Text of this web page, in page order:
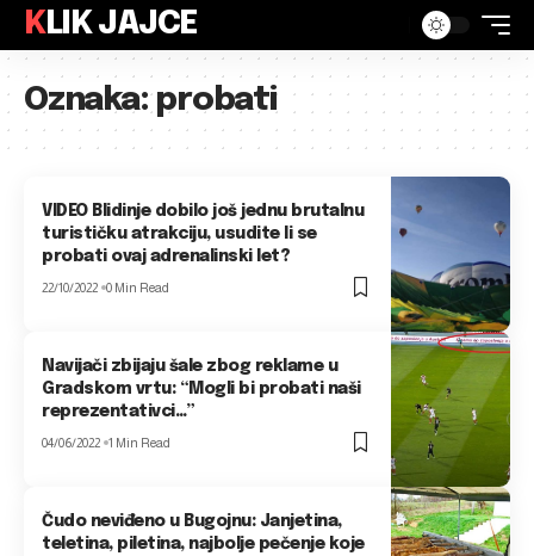
KLIK JAJCE
Oznaka:probati
VIDEO Blidinje dobilo još jednu brutalnu
turističku atrakciju, usudite li se
probati ovaj adrenalinski let?
22/10/2022 0 Min Read
Navijači zbijaju šale zbog reklame u
Gradskom vrtu: “Mogli bi probati naši
reprezentativci…”
04/06/2022 1 Min Read
Čudo neviđeno u Bugojnu: Janjetina,
teletina, piletina, najbolje pečenje koje